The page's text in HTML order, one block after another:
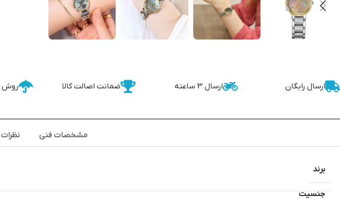
ارسال رایگان ارسال 3 ساعته ضمانت اصالت کالا روش
مشخصات فنی نظرات
جنسیت
برند